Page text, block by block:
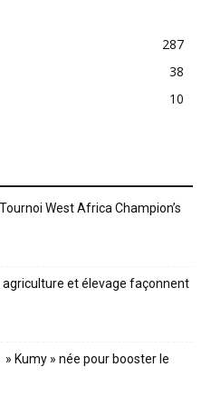
287
38
10
West Africa Champion’s
agriculture et élevage façonnent
Kumy » née pour booster le